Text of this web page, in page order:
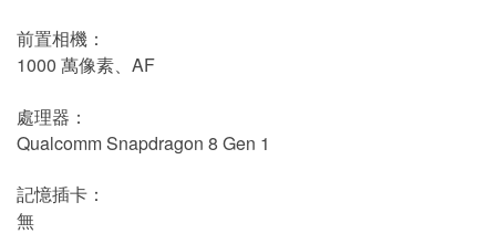
前置相機：
1000 萬像素、AF
處理器：
Qualcomm Snapdragon 8 Gen 1
記憶插卡：
無